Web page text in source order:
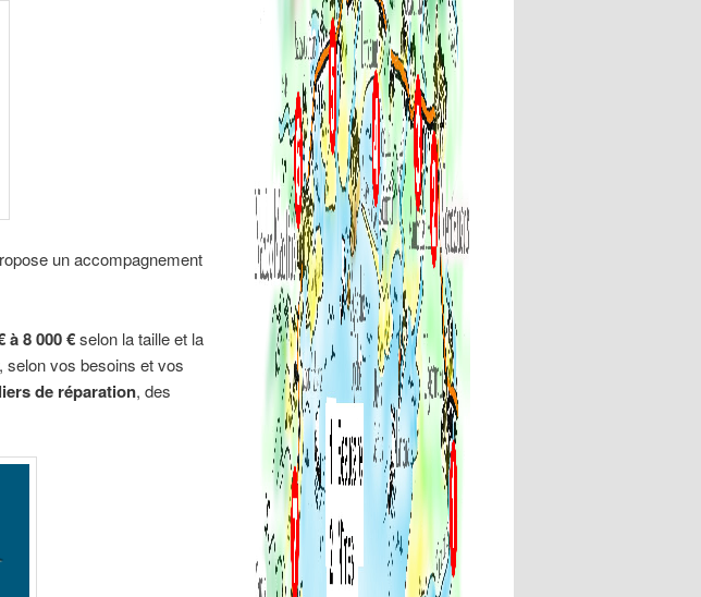
un accompagnement
à 8 000 €selon la taille et la
selon vos besoins et vos
de réparation, des